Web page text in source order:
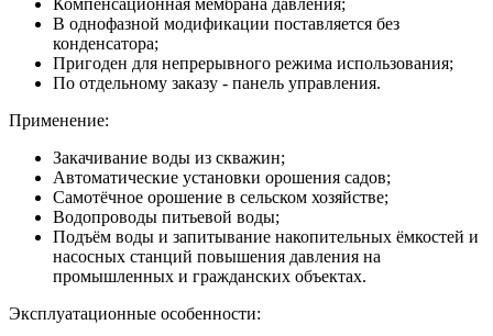
В однофазной модификации поставляется без
конденсатора;
Пригоден для непрерывного режима использования;
По отдельному заказу - панель управления.
Применение:
Закачивание воды из скважин;
Автоматические установки орошения садов;
Самотёчное орошение в сельском хозяйстве;
Водопроводы питьевой воды;
Подъём воды и запитывание накопительных ёмкостей и
насосных станций повышения давления на
промышленных и гражданских объектах.
Эксплуатационные особенности: